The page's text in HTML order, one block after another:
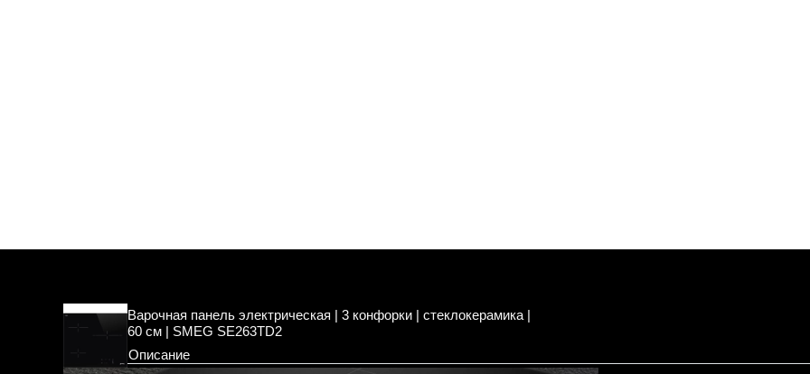
Варочная панель электрическая | 3 конфорки | стеклокерамика |
60 см | SMEG SE263TD2
Описание